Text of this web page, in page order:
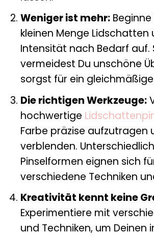
Weniger ist mehr:Beginne
kleinen Menge Lidschatten
Intensität nach Bedarf auf.
vermeidest Du unschöne
sorgst für ein
Die richtigen Werkzeuge:
hochwertige
Farbe präzise aufzutragen
verblenden.
Pinselformen eignen sich
verschiedene Techniken
Kreativität kennt keine
Experimentiere mit
und Techniken, um Deinen